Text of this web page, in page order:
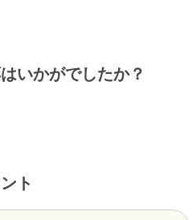
いかがでしたか？
ト